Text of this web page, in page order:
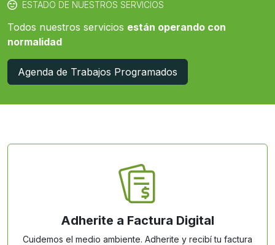
ESTADO DE NUESTROS SERVICIOS
Todos nuestros servicios están operando con
normalidad
Agenda de Trabajos Programados
Adherite a Factura Digital
Cuidemos el medio ambiente. Adherite y recibí tu factura